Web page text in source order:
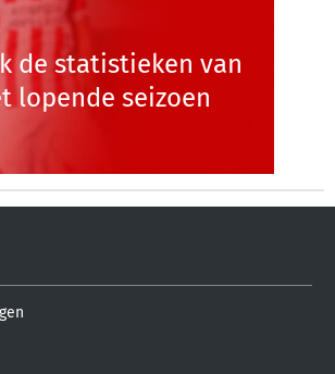
de statistieken van
lopende seizoen